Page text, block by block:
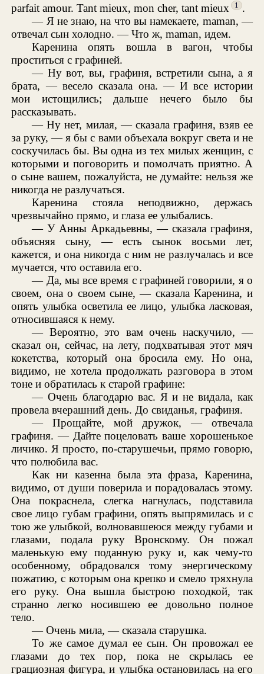
parfait amour. Tant mieux, mon cher, tant mieux
1 .
— Я не знаю, на что вы намекаете, maman, —
отвечал сын холодно. — Что ж, maman, идем.
Каренина опять вошла в вагон, чтобы
проститься с графиней.
— Ну вот, вы, графиня, встретили сына, а я
брата, — весело сказала она. — И все истории
мои истощились; дальше нечего было бы
рассказывать.
— Ну нет, милая, — сказала графиня, взяв ее
за руку, — я бы с вами объехала вокруг света и не
соскучилась бы. Вы одна из тех милых женщин, с
которыми и поговорить и помолчать приятно. А
о сыне вашем, пожалуйста, не думайте: нельзя же
никогда не разлучаться.
Каренина стояла неподвижно, держась
чрезвычайно прямо, и глаза ее улыбались.
— У Анны Аркадьевны, — сказала графиня,
объясняя сыну, — есть сынок восьми лет,
кажется, и она никогда с ним не разлучалась и все
мучается, что оставила его.
— Да, мы все время с графиней говорили, я о
своем, она о своем сыне, — сказала Каренина, и
опять улыбка осветила ее лицо, улыбка ласковая,
относившаяся к нему.
— Вероятно, это вам очень наскучило, —
сказал он, сейчас, на лету, подхватывая этот мяч
кокетства, который она бросила ему. Но она,
видимо, не хотела продолжать разговора в этом
тоне и обратилась к старой графине:
— Очень благодарю вас. Я и не видала, как
провела вчерашний день. До свиданья, графиня.
— Прощайте, мой дружок, — отвечала
графиня. — Дайте поцеловать ваше хорошенькое
личико. Я просто, по-старушечьи, прямо говорю,
что полюбила вас.
Как ни казенна была эта фраза, Каренина,
видимо, от души поверила и порадовалась этому.
Она покраснела, слегка нагнулась, подставила
свое лицо губам графини, опять выпрямилась и с
тою же улыбкой, волновавшеюся между губами и
глазами, подала руку Вронскому. Он пожал
маленькую ему поданную руку и, как чему-то
особенному, обрадовался тому энергическому
пожатию, с которым она крепко и смело тряхнула
его руку. Она вышла быстрою походкой, так
странно легко носившею ее довольно полное
тело.
— Очень мила, — сказала старушка.
То же самое думал ее сын. Он провожал ее
глазами до тех пор, пока не скрылась ее
грациозная фигура, и улыбка остановилась на его